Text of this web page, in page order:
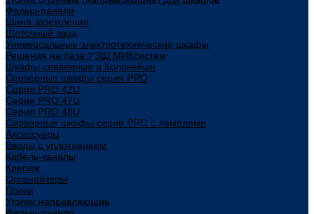
Фальш-панели
Шина заземления
Щеточный ввод
Универсальные электротехнические шкафы
Решения на базе УЭШ МИКсистем
Шкафы серверные и Колокейшн
Серверные шкафы серия PRO
Серия PRO 42U
Серия PRO 47U
Серия PRO 48U
Серверные шкафы серии PRO с ламелями
Аксессуары
Вводы с уплотнением
Кабель-каналы
Крепеж
Органайзеры
Полки
Уголки направляющие